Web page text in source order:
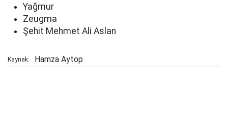
Yağmur
Zeugma
Şehit Mehmet Ali Aslan
Kaynak: Hamza Aytop